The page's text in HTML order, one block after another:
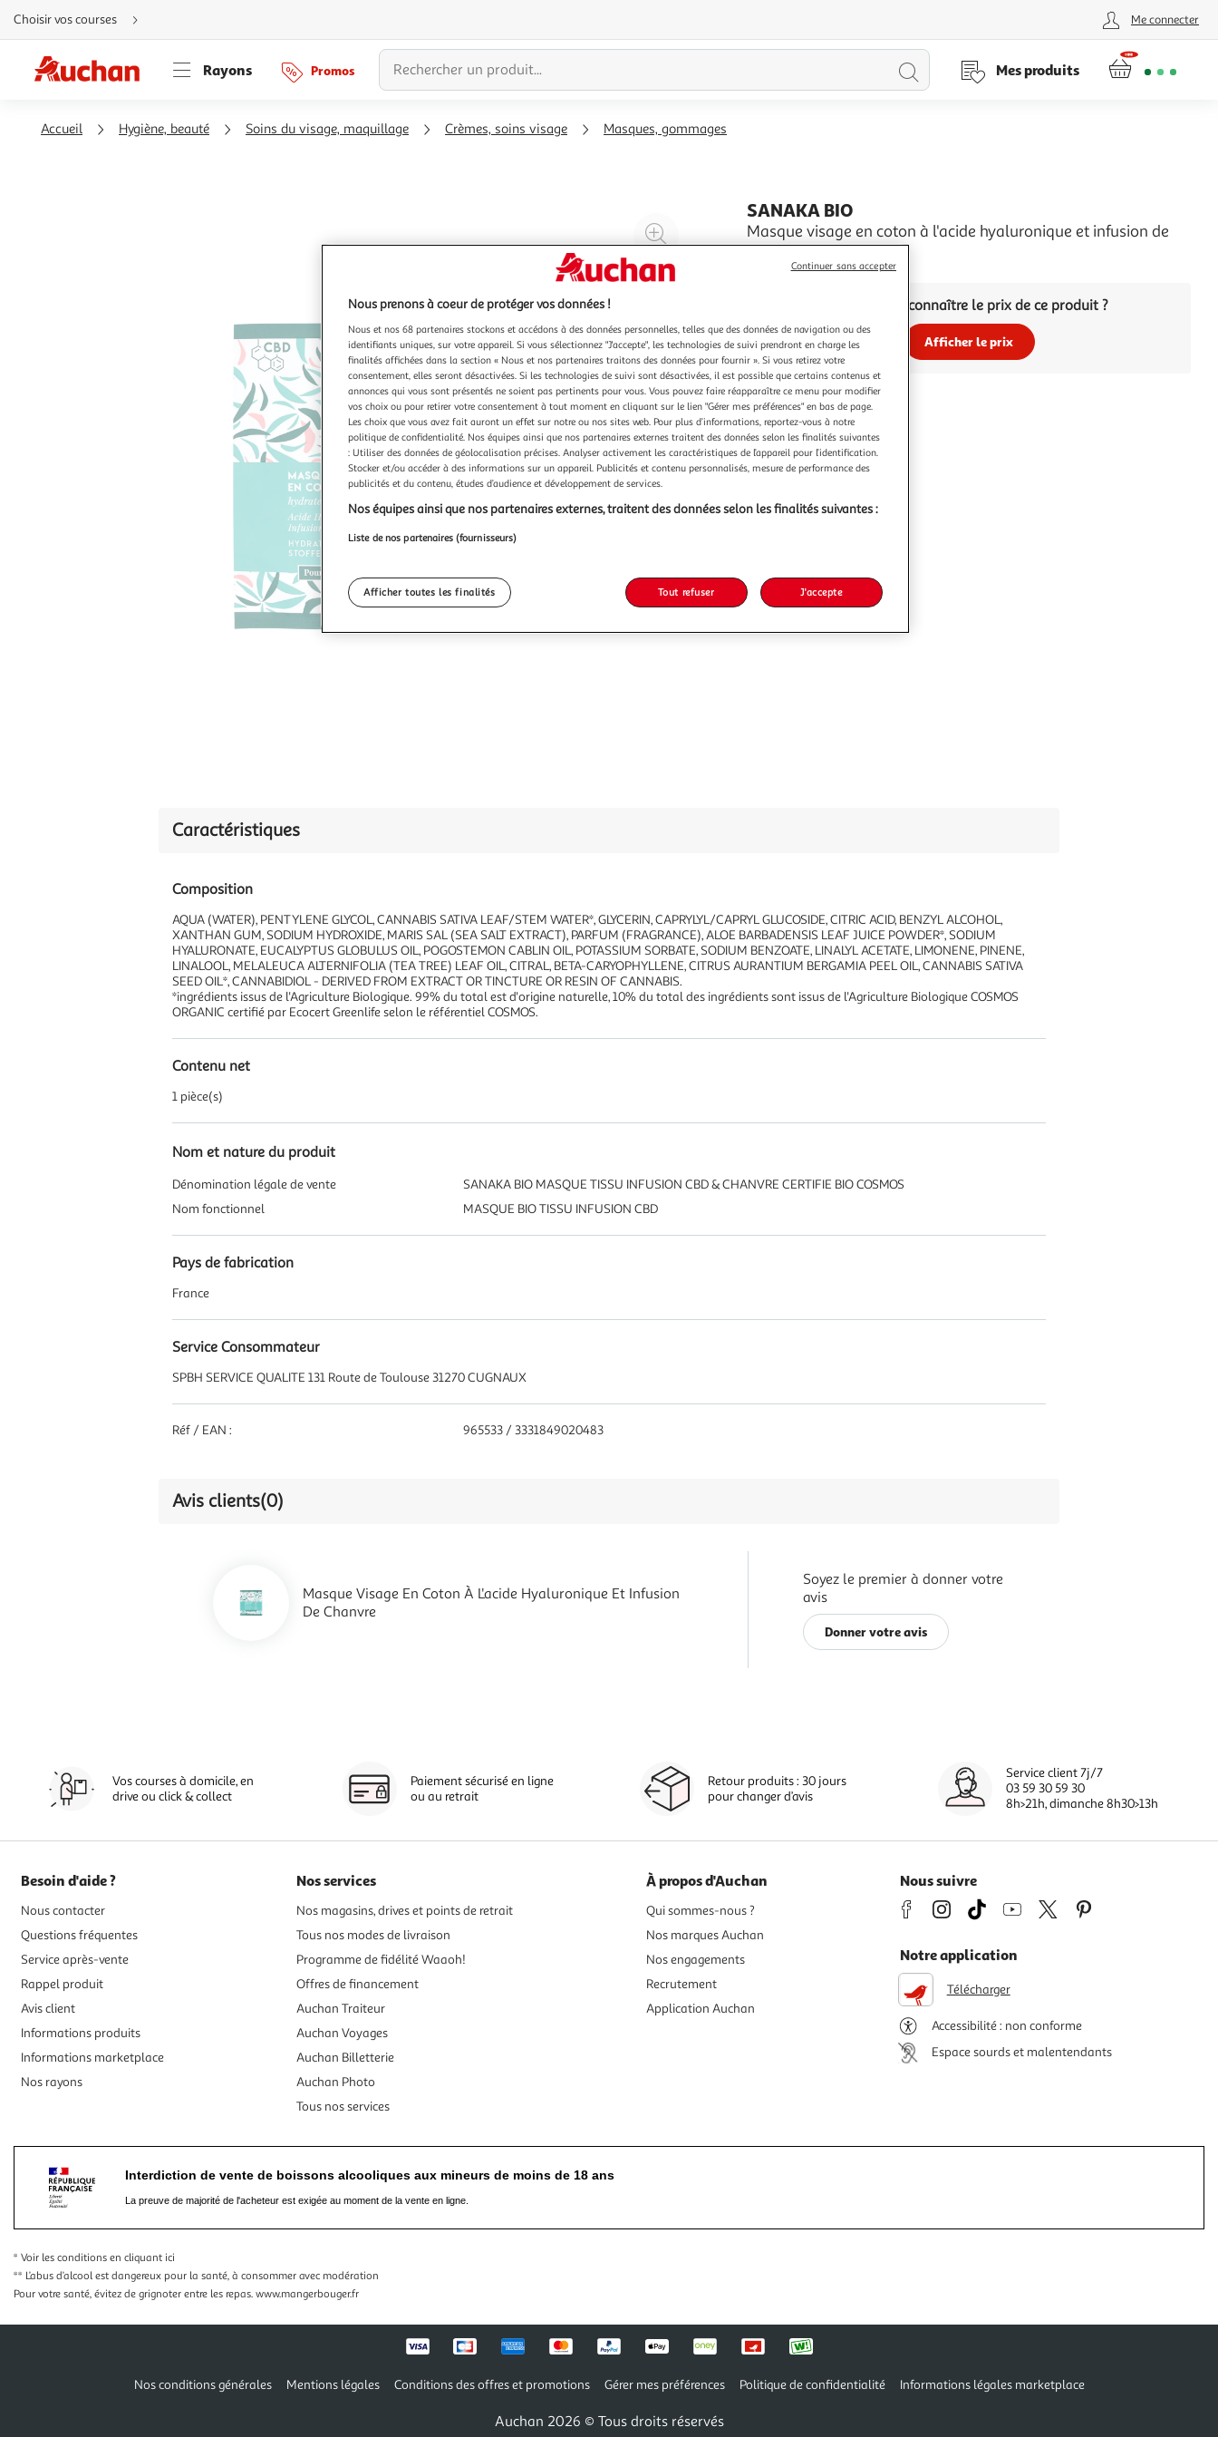
Aller
directement
au
Aller
directement
à
Aller
directement
Choisir vos courses Me connecter
Rayons Promos
Lancer
Mes produits
Accueil Hygiène, beauté Soins du visage, maquillage Crèmes, soins visage Masques, gommages
Agrandir
l'illustration
à
Réduire
à
100
%
Partager
le
produit
SANAKA BIO
Masque visage en coton à l'acide hyaluronique et infusion de
chanvre
1 masque
Vous voulez connaître le prix de ce produit ?
Afficher le prix
Caractéristiques
Composition
AQUA (WATER), PENTYLENE GLYCOL, CANNABIS SATIVA LEAF/STEM WATER*, GLYCERIN, CAPRYLYL/CAPRYL GLUCOSIDE, CITRIC ACID, BENZYL ALCOHOL,
XANTHAN GUM, SODIUM HYDROXIDE, MARIS SAL (SEA SALT EXTRACT), PARFUM (FRAGRANCE), ALOE BARBADENSIS LEAF JUICE POWDER*, SODIUM
HYALURONATE, EUCALYPTUS GLOBULUS OIL, POGOSTEMON CABLIN OIL, POTASSIUM SORBATE, SODIUM BENZOATE, LINALYL ACETATE, LIMONENE, PINENE,
LINALOOL, MELALEUCA ALTERNIFOLIA (TEA TREE) LEAF OIL, CITRAL, BETA-CARYOPHYLLENE, CITRUS AURANTIUM BERGAMIA PEEL OIL, CANNABIS SATIVA
SEED OIL*, CANNABIDIOL - DERIVED FROM EXTRACT OR TINCTURE OR RESIN OF CANNABIS.
*ingrédients issus de l'Agriculture Biologique. 99% du total est d'origine naturelle, 10% du total des ingrédients sont issus de l'Agriculture Biologique COSMOS
ORGANIC certifié par Ecocert Greenlife selon le référentiel COSMOS.
Contenu net
1 pièce(s)
Nom et nature du produit
Dénomination légale de vente
SANAKA BIO MASQUE TISSU INFUSION CBD & CHANVRE CERTIFIE BIO COSMOS
Nom fonctionnel
MASQUE BIO TISSU INFUSION CBD
Pays de fabrication
France
Service Consommateur
SPBH SERVICE QUALITE 131 Route de Toulouse 31270 CUGNAUX
Réf / EAN : 965533 / 3331849020483
Avis clients(0)
Masque Visage En Coton À L'acide Hyaluronique Et Infusion
De Chanvre
Soyez le premier à donner votre
avis
Donner votre avis
Vos courses à domicile, en
drive ou click & collect
Paiement sécurisé en ligne
ou au retrait
Retour produits : 30 jours
pour changer d’avis
Service client 7j/7
03 59 30 59 30
8h>21h, dimanche 8h30>13h
Besoin d'aide ?
Nous contacter
Questions fréquentes
Service après-vente
Rappel produit
Avis client
Informations produits
Informations marketplace
Nos rayons
Nos services
Nos magasins, drives et points de retrait
Tous nos modes de livraison
Programme de fidélité Waaoh!
Offres de financement
Auchan Traiteur
Auchan Voyages
Auchan Billetterie
Auchan Photo
Tous nos services
À propos d'Auchan
Qui sommes-nous ?
Nos marques Auchan
Nos engagements
Recrutement
Application Auchan
Nous suivre
Notre application
Télécharger
Accessibilité : non conforme
Espace sourds et malentendants
Interdiction de vente de boissons alcooliques aux mineurs de moins de 18 ans
La preuve de majorité de l'acheteur est exigée au moment de la vente en ligne.
* Voir les conditions en cliquant ici
** L’abus d’alcool est dangereux pour la santé, à consommer avec modération
Pour votre santé, évitez de grignoter entre les repas. www.mangerbouger.fr
Nos conditions générales Mentions légales Conditions des offres et promotions Gérer mes préférences Politique de confidentialité Informations légales marketplace
Auchan 2026 © Tous droits réservés
Nous prenons à coeur de protéger vos données !
Nous et nos 68 partenaires stockons et accédons à des données personnelles, telles que des données de navigation ou des
identifiants uniques, sur votre appareil. Si vous sélectionnez "J'accepte", les technologies de suivi prendront en charge les
finalités affichées dans la section « Nous et nos partenaires traitons des données pour fournir ». Si vous retirez votre
consentement, elles seront désactivées. Si les technologies de suivi sont désactivées, il est possible que certains contenus et
annonces qui vous sont présentés ne soient pas pertinents pour vous. Vous pouvez faire réapparaître ce menu pour modifier
vos choix ou pour retirer votre consentement à tout moment en cliquant sur le lien "Gérer mes préférences" en bas de page.
Les choix que vous avez fait auront un effet sur notre ou nos sites web. Pour plus d’informations, reportez-vous à notre
politique de confidentialité. Nos équipes ainsi que nos partenaires externes traitent des données selon les finalités suivantes
: Utiliser des données de géolocalisation précises. Analyser activement les caractéristiques de l’appareil pour l’identification.
Stocker et/ou accéder à des informations sur un appareil. Publicités et contenu personnalisés, mesure de performance des
publicités et du contenu, études d’audience et développement de services.
Nos équipes ainsi que nos partenaires externes, traitent des données selon les finalités suivantes :
Liste de nos partenaires (fournisseurs)
Afficher toutes les finalités Tout refuser J'accepte
Continuer sans accepter